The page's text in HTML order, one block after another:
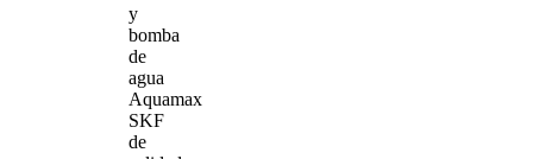
y
bomba
de
agua
Aquamax
SKF
de